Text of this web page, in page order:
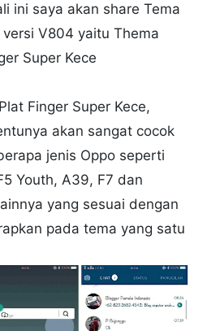
ini saya akan share Tema
V804 yaitu Thema
Super Kece
Finger Super Kece,
akan sangat cocok
jenis Oppo seperti
Youth, A39, F7 dan
yang sesuai dengan
pada tema yang satu